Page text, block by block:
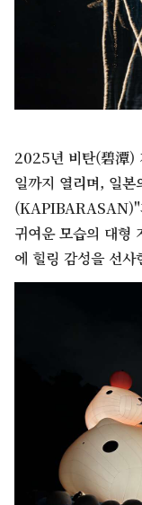
2025년 비탄(碧潭)
일까지 열리며, 일
(KAPIBARASAN)"
귀여운 모습의 대형
에 힐링 감성을 선사